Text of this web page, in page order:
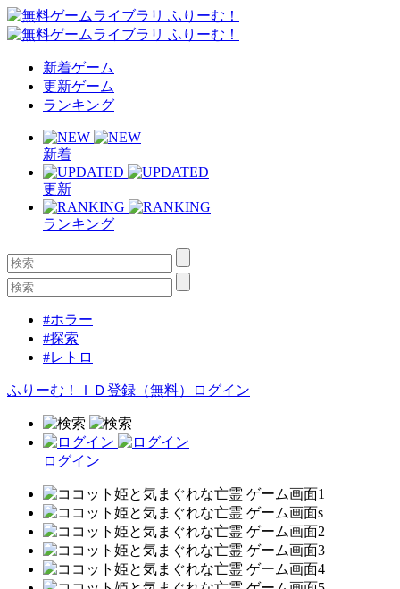
新着ゲーム
更新ゲーム
ランキング
新着
更新
ランキング
#ホラー
#探索
#レトロ
ふりーむ！ＩＤ登録（無料） ログイン
ログイン